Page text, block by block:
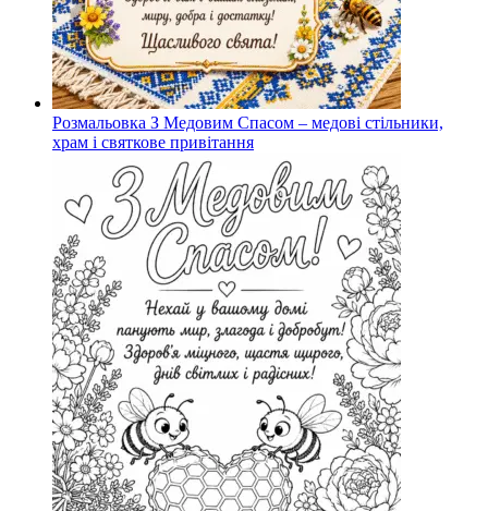
Розмальовка З Медовим Спасом – медові стільники,
храм і святкове привітання